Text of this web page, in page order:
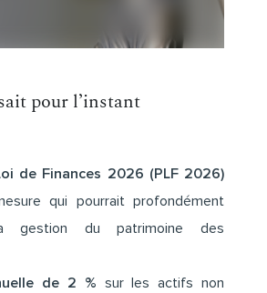
pour l’instant
de Finances 2026 (PLF 2026)
qui pourrait profondément
gestion du patrimoine des
de 2 % sur les actifs non